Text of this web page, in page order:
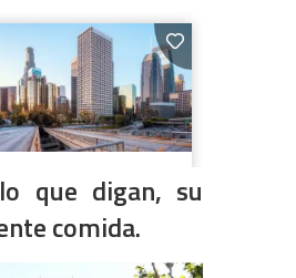
que digan, su
comida.